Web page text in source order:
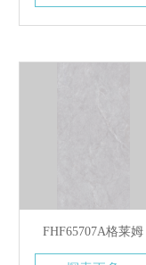
FHF65707A格莱姆